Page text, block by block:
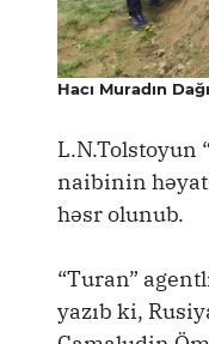
Hacı Muradın
L.N.Tolstoyun
naibinin
həsr olunub.
“Turan”
yazıb ki,